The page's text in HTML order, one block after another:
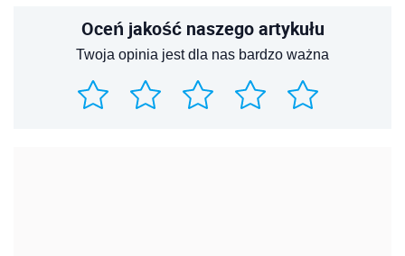
Oceń jakość naszego artykułu
Twoja opinia jest dla nas bardzo ważna